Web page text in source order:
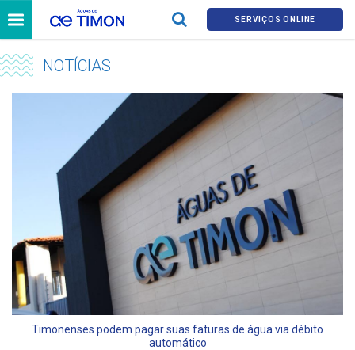
SERVIÇOS ONLINE
NOTÍCIAS
Timonenses podem pagar suas faturas de água via débito
automático